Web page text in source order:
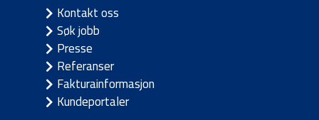
Kontakt oss
Søk jobb
Presse
Referanser
Fakturainformasjon
Kundeportaler